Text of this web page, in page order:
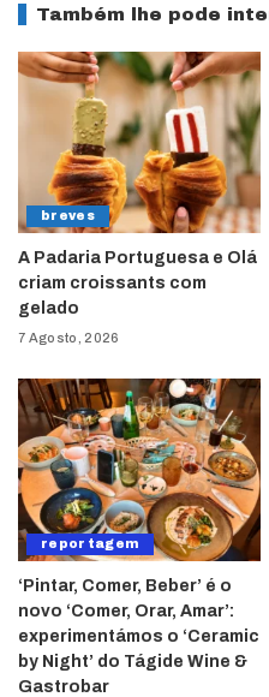
Também lhe pode
breves
A Padaria Portuguesa e Olá
criam croissants com
gelado
7 Agosto, 2026
reportagem
‘Pintar, Comer, Beber’ é o
novo ‘Comer, Orar, Amar’:
experimentámos o ‘Ceramic
by Night’ do Tágide Wine &
Gastrobar